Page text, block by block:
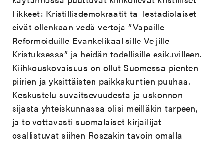
liikkeet: Kristillisdemokraatit tai lestadiolaiset
eivät ollenkaan vedä vertoja ”Vapaille
Reformoiduille Evankelikaalisille Veljille
Kristuksessa” ja heidän todellisille esikuvilleen.
Kiihkouskovaisuus on ollut Suomessa pienten
piirien ja yksittäisten paikkakuntien puuhaa.
Keskustelu suvaitsevuudesta ja uskonnon
sijasta yhteiskunnassa olisi meilläkin tarpeen,
ja toivottavasti suomalaiset kirjailijat
osallistuvat siihen Roszakin tavoin omalla